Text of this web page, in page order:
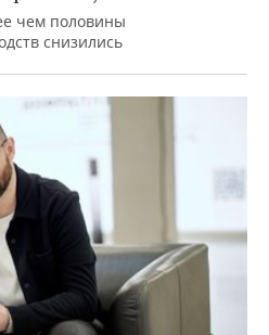
чем половины
снизились